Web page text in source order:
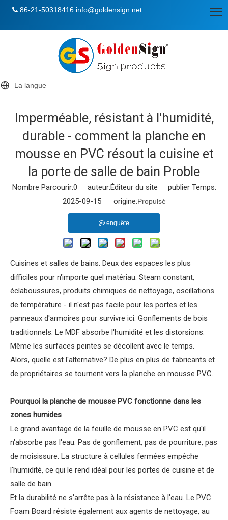
 86-21-50318416 info@goldensign.net
La langue
Imperméable, résistant à l'humidité,
durable - comment la planche en
mousse en PVC résout la cuisine et
la porte de salle de bain Proble
Nombre Parcourir:0 auteur:Éditeur du site publier Temps:
2025-09-15 origine:Propulsé
enquête
Cuisines et salles de bains. Deux des espaces les plus
difficiles pour n'importe quel matériau. Steam constant,
éclaboussures, produits chimiques de nettoyage, oscillations
de température - il n'est pas facile pour les portes et les
panneaux d'armoires pour survivre ici. Gonflements de bois
traditionnels. Le MDF absorbe l'humidité et les distorsions.
Même les surfaces peintes se décollent avec le temps.
Alors, quelle est l'alternative? De plus en plus de fabricants et
de propriétaires se tournent vers la planche en mousse PVC.
Pourquoi la planche de mousse PVC fonctionne dans les
zones humides
Le grand avantage de la feuille de mousse en PVC est qu'il
n'absorbe pas l'eau. Pas de gonflement, pas de pourriture, pas
de moisissure. La structure à cellules fermées empêche
l'humidité, ce qui le rend idéal pour les portes de cuisine et de
salle de bain.
Et la durabilité ne s'arrête pas à la résistance à l'eau. Le PVC
Foam Board résiste également aux agents de nettoyage, au